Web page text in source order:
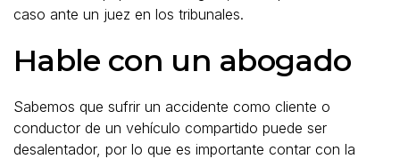
caso ante un juez en los tribunales.
Hable con un abogado
Sabemos que sufrir un accidente como cliente o
conductor de un vehículo compartido puede ser
desalentador, por lo que es importante contar con la